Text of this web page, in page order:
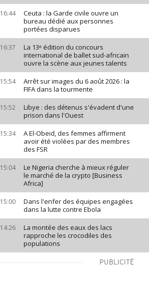
16:44
Ceuta : la Garde civile ouvre un
bureau dédié aux personnes
portées disparues
16:37
La 13ᵉ édition du concours
international de ballet sud-africain
ouvre la scène aux jeunes talents
15:54
Arrêt sur images du 6 août 2026 : la
FIFA dans la tourmente
15:52
Libye : des détenus s'évadent d'une
prison dans l'Ouest
15:34
A El-Obeid, des femmes affirment
avoir été violées par des membres
des FSR
15:04
Le Nigeria cherche à mieux réguler
le marché de la crypto [Business
Africa]
15:00
Dans l'enfer des équipes engagées
dans la lutte contre Ebola
14:26
La montée des eaux des lacs
rapproche les crocodiles des
populations
PUBLICITÉ